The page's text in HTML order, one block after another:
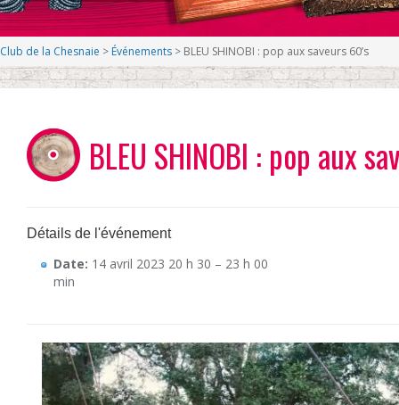
Club de la Chesnaie > Événements > BLEU SHINOBI : pop aux saveurs 60’s
BLEU SHINOBI : pop aux
Détails de l'événement
Date: 14 avril 2023 20 h 30 – 23 h 00
min